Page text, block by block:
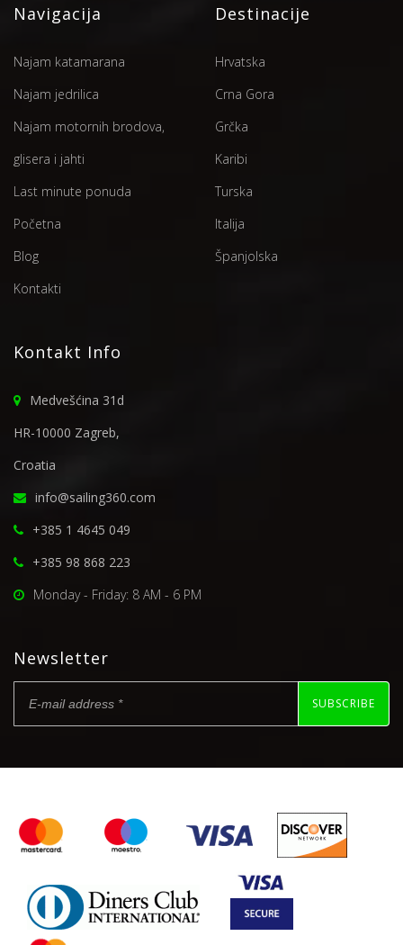
Navigacija
Najam katamarana
Najam jedrilica
Najam motornih brodova,
glisera i jahti
Last minute ponuda
Početna
Blog
Kontakti
Destinacije
Hrvatska
Crna Gora
Grčka
Karibi
Turska
Italija
Španjolska
Kontakt Info
Medvešćina 31d
HR-10000 Zagreb,
Croatia
info@sailing360.com
+385 1 4645 049
+385 98 868 223
Monday - Friday: 8 AM - 6 PM
Newsletter
SUBSCRIBE